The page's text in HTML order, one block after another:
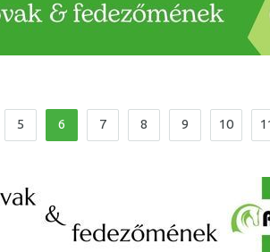
5 6 7 8 9 10